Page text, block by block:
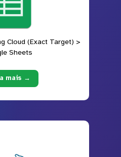
Cloud (Exact Target) >
Sheets
mais →